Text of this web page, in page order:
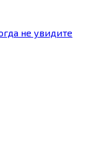
не увидите